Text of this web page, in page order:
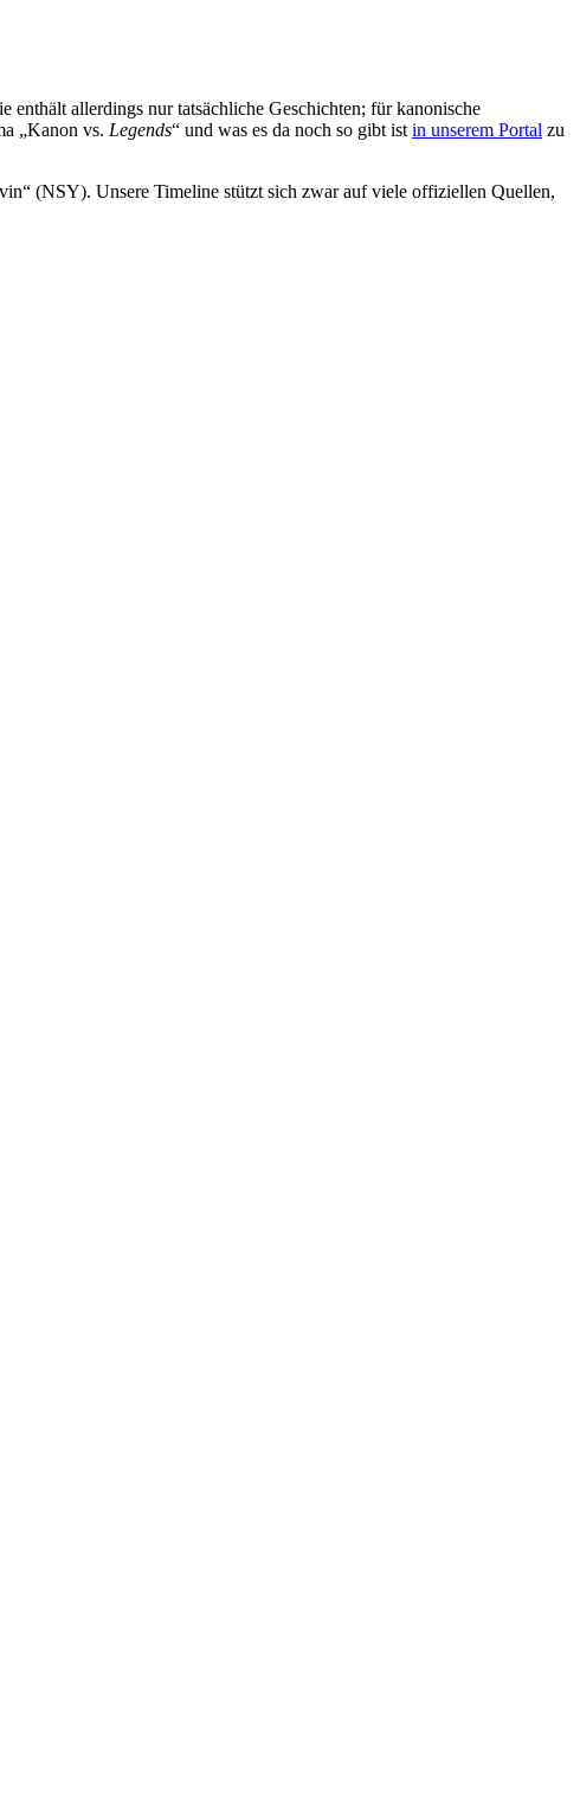
allerdings nur tatsächliche Geschichten; für kanonische
„Kanon vs. Legends“ und was es da noch so gibt ist in unserem Portal zu
(NSY). Unsere Timeline stützt sich zwar auf viele offiziellen Quellen,